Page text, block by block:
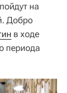
на
Добро
в ходе
периода